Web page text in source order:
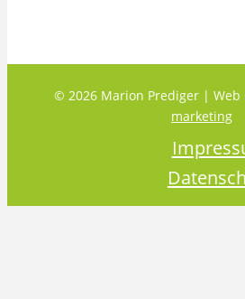
© 2026 Marion Prediger | Web
marketing